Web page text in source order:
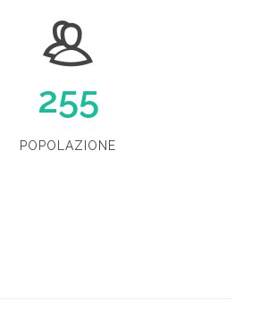
255
POPOLAZIONE